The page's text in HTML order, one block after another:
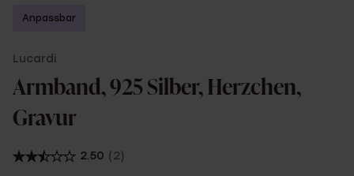
Anpassbar
Lucardi
Armband, 925 Silber, Herzchen,
Gravur
2.50 (2)